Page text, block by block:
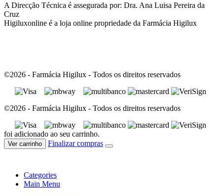
A Direcção Técnica é assegurada por: Dra. Ana Luisa Pereira da
Cruz
Higiluxonline é a loja online propriedade da Farmácia Higilux
©2026 - Farmácia Higilux - Todos os direitos reservados
©2026 - Farmácia Higilux - Todos os direitos reservados
foi adicionado ao seu carrinho.
Ver carrinho Finalizar compras
Categories
Main Menu